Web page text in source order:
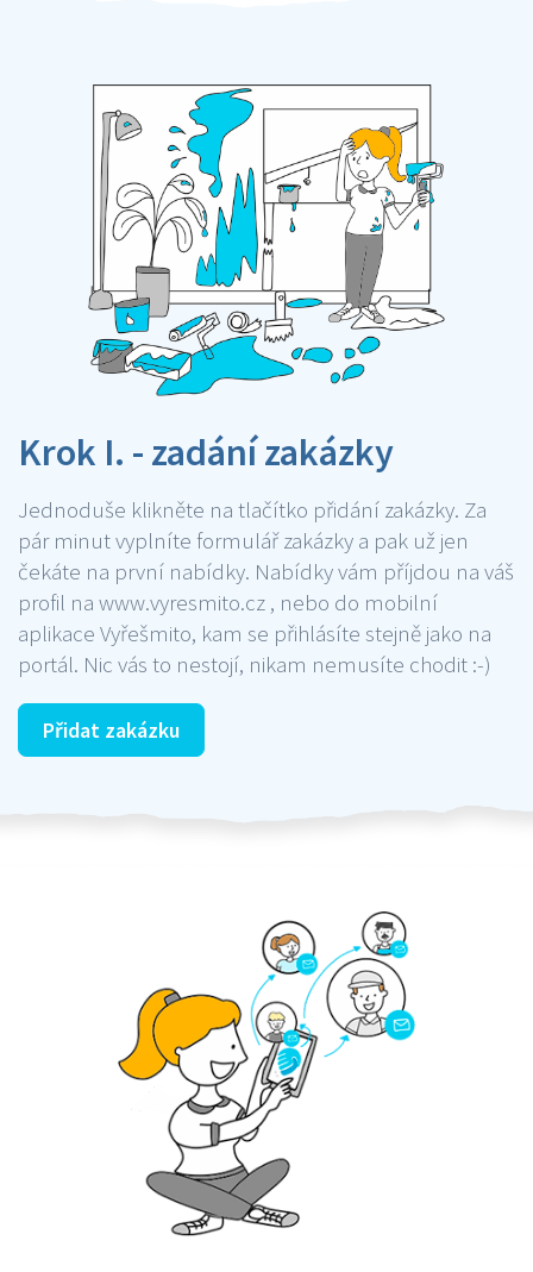
Krok I. - zadání zakázky
Jednoduše klikněte na tlačítko přidání zakázky. Za
pár minut vyplníte formulář zakázky a pak už jen
čekáte na první nabídky. Nabídky vám příjdou na váš
profil na www.vyresmito.cz , nebo do mobilní
aplikace Vyřešmito, kam se přihlásíte stejně jako na
portál. Nic vás to nestojí, nikam nemusíte chodit :-)
Přidat zakázku